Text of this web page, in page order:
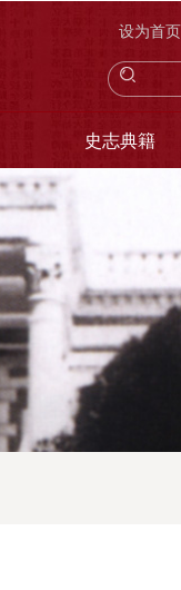
设为首页
史志典籍